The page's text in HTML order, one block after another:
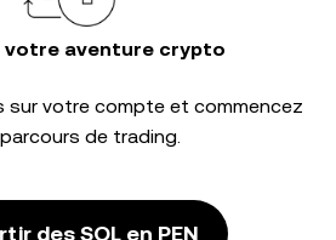
votre aventure crypto
sur votre compte et commencez
de trading.
des SOL en PEN